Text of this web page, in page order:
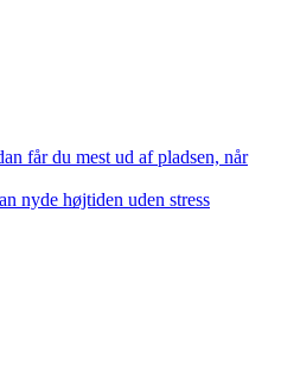
får du mest ud af pladsen, når
nyde højtiden uden stress